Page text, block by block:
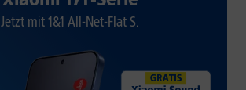
Jetzt mit 1&1 All-Net-Flat S.